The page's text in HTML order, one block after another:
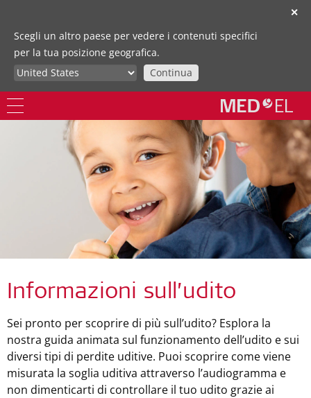
✕
Scegli un altro paese per vedere i contenuti specifici
per la tua posizione geografica.
Continua
Informazioni sull’udito
Sei pronto per scoprire di più sull’udito? Esplora la
nostra guida animata sul funzionamento dell’udito e sui
diversi tipi di perdite uditive. Puoi scoprire come viene
misurata la soglia uditiva attraverso l’audiogramma e
non dimenticarti di controllare il tuo udito grazie ai